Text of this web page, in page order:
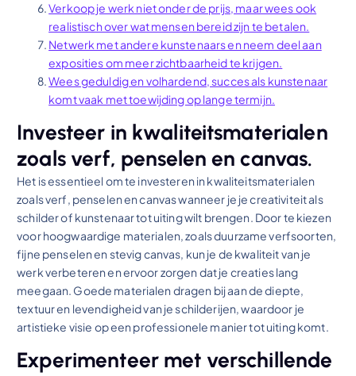
Verkoop je werk niet onder de prijs, maar wees ook
realistisch over wat mensen bereid zijn te betalen.
Netwerk met andere kunstenaars en neem deel aan
exposities om meer zichtbaarheid te krijgen.
Wees geduldig en volhardend, succes als kunstenaar
komt vaak met toewijding op lange termijn.
Investeer in kwaliteitsmaterialen
zoals verf, penselen en canvas.
Het is essentieel om te investeren in kwaliteitsmaterialen
zoals verf, penselen en canvas wanneer je je creativiteit als
schilder of kunstenaar tot uiting wilt brengen. Door te kiezen
voor hoogwaardige materialen, zoals duurzame verfsoorten,
fijne penselen en stevig canvas, kun je de kwaliteit van je
werk verbeteren en ervoor zorgen dat je creaties lang
meegaan. Goede materialen dragen bij aan de diepte,
textuur en levendigheid van je schilderijen, waardoor je
artistieke visie op een professionele manier tot uiting komt.
Experimenteer met verschillende